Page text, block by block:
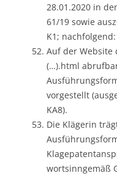
28.01.2020 in
61/19 sowie
K1;
Auf der Website
(…).html
vorgestellt
KA8).
Die Klägerin
wortsinngemäß